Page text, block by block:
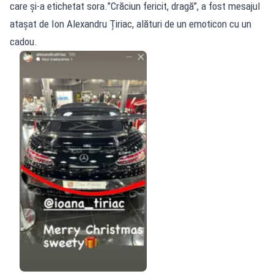
care și-a etichetat sora.”Crăciun fericit, dragă”, a fost mesajul
atașat de Ion Alexandru Țiriac, alături de un emoticon cu un
cadou.